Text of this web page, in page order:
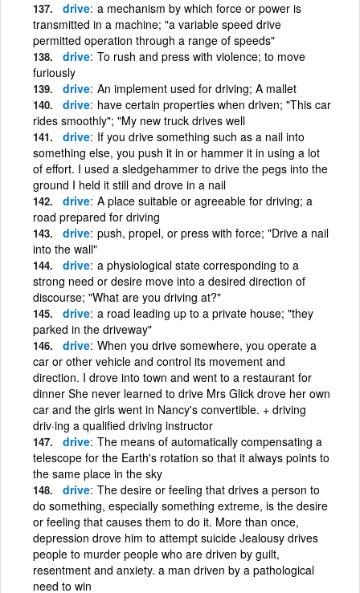
drive a mechanism by which force or power is
transmitted in a machine; "a variable speed drive
permitted operation through a range of speeds"
drive To rush and press with violence; to move
furiously
drive An implement used for driving; A mallet
drive have certain properties when driven; "This car
rides smoothly"; "My new truck drives well
drive If you drive something such as a nail into
something else, you push it in or hammer it in using a lot
of effort. I used a sledgehammer to drive the pegs into the
ground I held it still and drove in a nail
drive A place suitable or agreeable for driving; a
road prepared for driving
drive push, propel, or press with force; "Drive a nail
into the wall"
drive a physiological state corresponding to a
strong need or desire move into a desired direction of
discourse; "What are you driving at?"
drive a road leading up to a private house; "they
parked in the driveway"
drive When you drive somewhere, you operate a
car or other vehicle and control its movement and
direction. I drove into town and went to a restaurant for
dinner She never learned to drive Mrs Glick drove her own
car and the girls went in Nancy's convertible. + driving
driv·ing a qualified driving instructor
drive The means of automatically compensating a
telescope for the Earth's rotation so that it always points to
the same place in the sky
drive The desire or feeling that drives a person to
do something, especially something extreme, is the desire
or feeling that causes them to do it. More than once,
depression drove him to attempt suicide Jealousy drives
people to murder people who are driven by guilt,
resentment and anxiety. a man driven by a pathological
need to win